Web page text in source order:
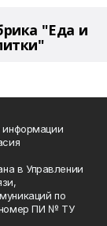
"Еда и
в Управлении
по
номер ПИ № ТУ